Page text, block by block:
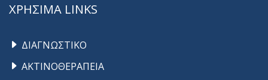
ΧΡΗΣΙΜΑ LINKS
ΔΙΑΓΝΩΣΤΙΚΟ
ΑΚΤΙΝΟΘΕΡΑΠΕΙΑ